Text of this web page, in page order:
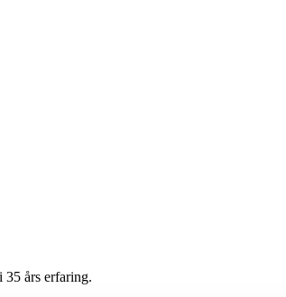
års erfaring.